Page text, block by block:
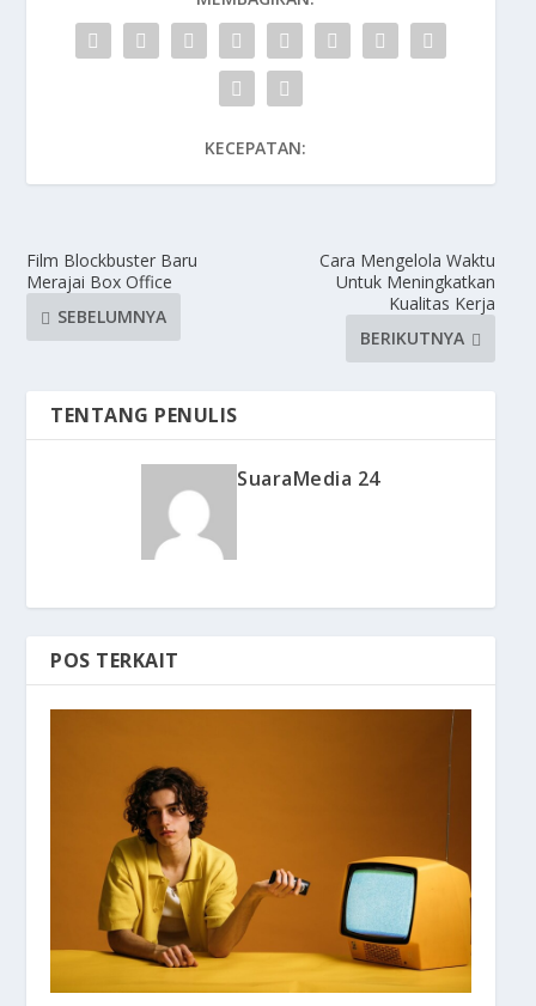
KECEPATAN:
Film Blockbuster Baru
Merajai Box Office
SEBELUMNYA
Cara Mengelola Waktu
Untuk Meningkatkan
Kualitas Kerja
BERIKUTNYA
TENTANG PENULIS
SuaraMedia 24
POS TERKAIT